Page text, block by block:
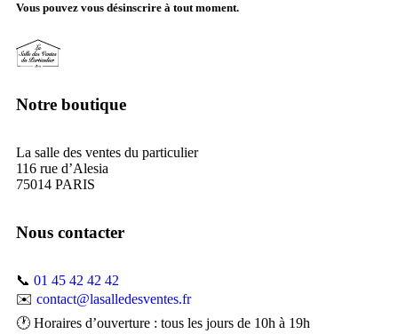
Vous pouvez vous désinscrire à tout moment.
Notre boutique
La salle des ventes du particulier
116 rue d’Alesia
75014 PARIS
Nous contacter
📞 01 45 42 42 42
✉️ contact@lasalledesventes.fr
🕐 Horaires d’ouverture : tous les jours de 10h à 19h